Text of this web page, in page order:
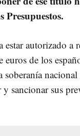
Presupuestos.
estar autorizado a
de los
soberanía
y sancionar sus